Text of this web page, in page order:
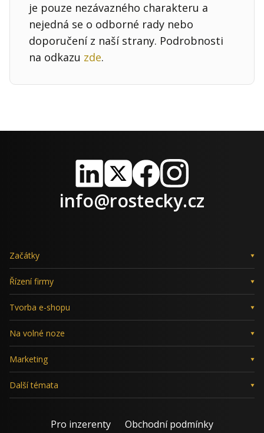
je pouze nezávazného charakteru a
nejedná se o odborné rady nebo
doporučení z naší strany. Podrobnosti
na odkazu zde.
LinkedIn
X FacebookInstagram
info@rostecky.cz
Začátky
Řízení firmy
Tvorba e-shopu
Na volné noze
Marketing
Další témata
Pro inzerenty Obchodní podmínky